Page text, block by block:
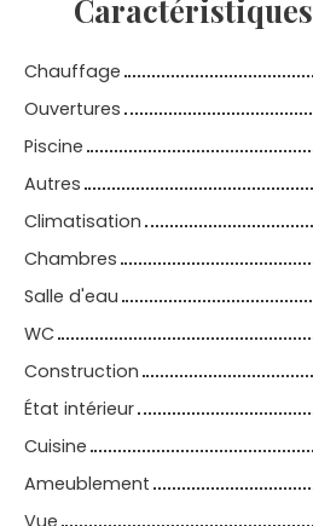
Caractéristiques
Chauffage
Ouvertures
Piscine
Autres
Climatisation
Chambres
Salle d'eau
WC
Construction
État intérieur
Cuisine
Ameublement